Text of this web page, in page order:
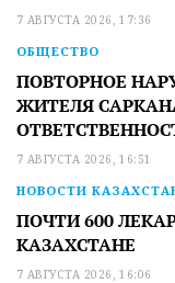
7 АВГУСТА 2026, 17:36
ОБЩЕСТВО
ПОВТОРНОЕ
ЖИТЕЛЯ
7 АВГУСТА 2026, 16:51
НОВОСТИ
ПОЧТИ 600
КАЗАХСТАНЕ
7 АВГУСТА 2026, 16:06